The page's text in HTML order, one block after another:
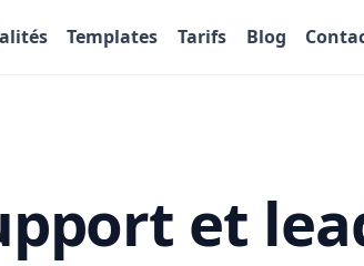
Templates Tarifs Blog
et